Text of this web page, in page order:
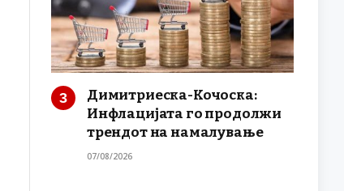
Димитриеска-Кочоска:
Инфлацијата го продолжи
трендот на намалување
07/08/2026